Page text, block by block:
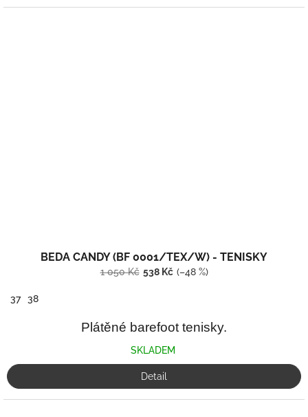
BEDA CANDY (BF 0001/TEX/W) - TENISKY
1 050 Kč 538 Kč (–48 %)
37 38
Plátěné barefoot tenisky.
SKLADEM
Detail